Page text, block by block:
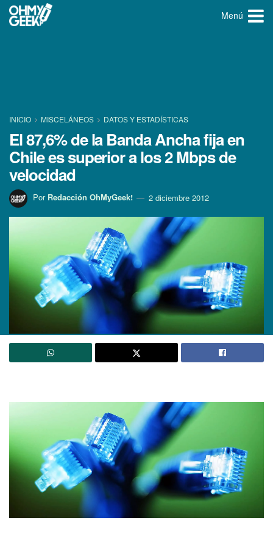
Menú
INICIO MISCELÁNEOS DATOS Y ESTADÍ­STICAS
El 87,6% de la Banda Ancha fija en
Chile es superior a los 2 Mbps de
velocidad
Por Redacción OhMyGeek! 2 diciembre 2012